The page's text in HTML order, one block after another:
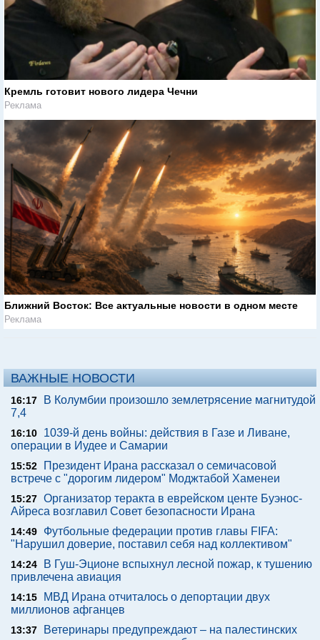
Кремль готовит нового лидера Чечни
Реклама
Ближний Восток: Все актуальные новости в одном месте
Реклама
ВАЖНЫЕ НОВОСТИ
16:17
В Колумбии произошло землетрясение магнитудой
7,4
16:10
1039-й день войны: действия в Газе и Ливане,
операции в Иудее и Самарии
15:52
Президент Ирана рассказал о семичасовой
встрече с "дорогим лидером" Моджтабой Хаменеи
15:27 Организатор теракта в еврейском центе Буэнос-
Айреса возглавил Совет безопасности Ирана
14:49
Футбольные федерации против главы FIFA:
"Нарушил доверие, поставил себя над коллективом"
14:24
В Гуш-Эционе вспыхнул лесной пожар, к тушению
привлечена авиация
14:15
МВД Ирана отчиталось о депортации двух
миллионов афганцев
13:37
Ветеринары предупреждают – на палестинских